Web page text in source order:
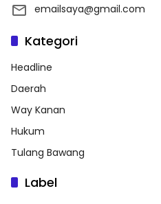
emailsaya@gmail.com
Kategori
Headline
Daerah
Way Kanan
Hukum
Tulang Bawang
Label